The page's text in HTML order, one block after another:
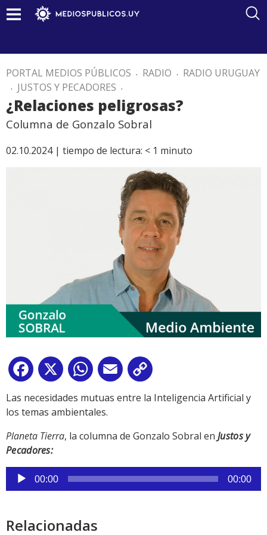
PORTAL MEDIOS PÚBLICOS . RADIO . RADIO URUGUAY
. JUSTOS Y PECADORES .
¿Relaciones peligrosas?
Columna de Gonzalo Sobral
02.10.2024 | tiempo de lectura: < 1 minuto
Facebook
X WhatsApp
Email
Link
Las necesidades mutuas entre la Inteligencia Artificial y
los temas ambientales.
Planeta Tierra, la columna de Gonzalo Sobral en Justos y
Pecadores:
Reproductor
de
00:00 00:00
Relacionadas